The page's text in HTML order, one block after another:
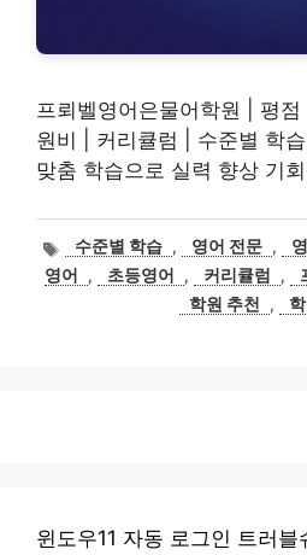
프뢰벨영어은물어학원 | 평
원비 | 커리큘럼 | 수준별 학
맞춤 학습으로 실력 향상 기
태
그
수준별 학습 , 영어 전문 ,
영어
, 초등영어 , 커리큘럼 ,
학원 추천
,
윈도우11 자동 로그인 트러